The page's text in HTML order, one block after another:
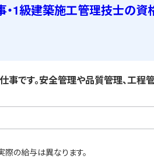
・1級建築施工管理技士の資
す。安全管理や品質管理、工程
際の給与は異なります。